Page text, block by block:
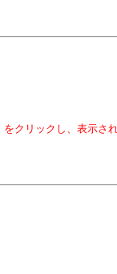
クリックし、表示さ